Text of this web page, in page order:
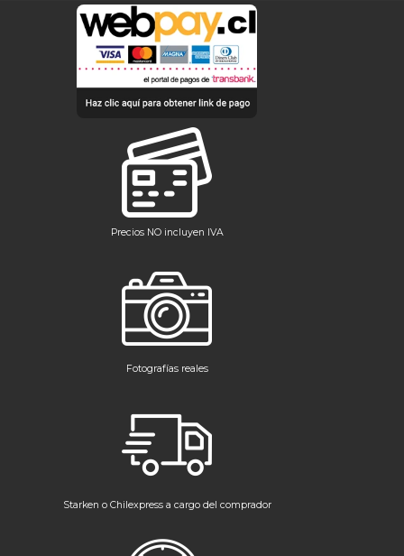
Precios NO incluyen IVA
Fotografías reales
Starken o Chilexpress a cargo del comprador